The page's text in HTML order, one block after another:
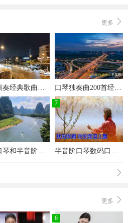
更多
口琴演奏经典歌曲大全经典老歌口琴版 口琴独奏曲200首经典老歌
数码口琴和半音阶口琴演奏视频大全
7
半音阶口琴数码口琴演奏大全
更多
6